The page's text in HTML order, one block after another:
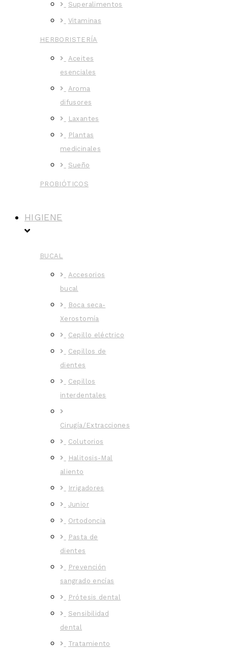
Superalimentos
Vitaminas
HERBORISTERÍA
Aceites
esenciales
Aroma
difusores
Laxantes
Plantas
medicinales
Sueño
PROBIÓTICOS
HIGIENE
BUCAL
Accesorios
bucal
Boca seca-
Xerostomía
Cepillo eléctrico
Cepillos de
dientes
Cepillos
interdentales
Cirugía/Extracciones
Colutorios
Halitosis-Mal
aliento
Irrigadores
Junior
Ortodoncia
Pasta de
dientes
Prevención
sangrado encías
Prótesis dental
Sensibilidad
dental
Tratamiento